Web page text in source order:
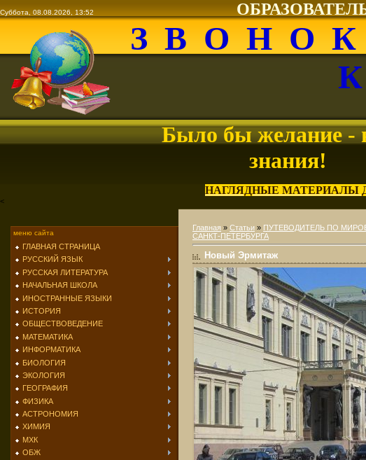
Суббота, 08.08.2026, 13:52
З В О Н О
К
Было бы желание -
знания!
НАГЛЯДНЫЕ МАТЕРИАЛЫ
<
меню сайта
ГЛАВНАЯ СТРАНИЦА
РУССКИЙ ЯЗЫК
РУССКАЯ ЛИТЕРАТУРА
НАЧАЛЬНАЯ ШКОЛА
ИНОСТРАННЫЕ ЯЗЫКИ
ИСТОРИЯ
ОБЩЕСТВОВЕДЕНИЕ
МАТЕМАТИКА
ИНФОРМАТИКА
БИОЛОГИЯ
ЭКОЛОГИЯ
ГЕОГРАФИЯ
ФИЗИКА
АСТРОНОМИЯ
ХИМИЯ
МХК
ОБЖ
Главная » Статьи » ПУТЕВОДИТЕЛЬ ПО
САНКТ-ПЕТЕРБУРГА
Новый Эрмитаж